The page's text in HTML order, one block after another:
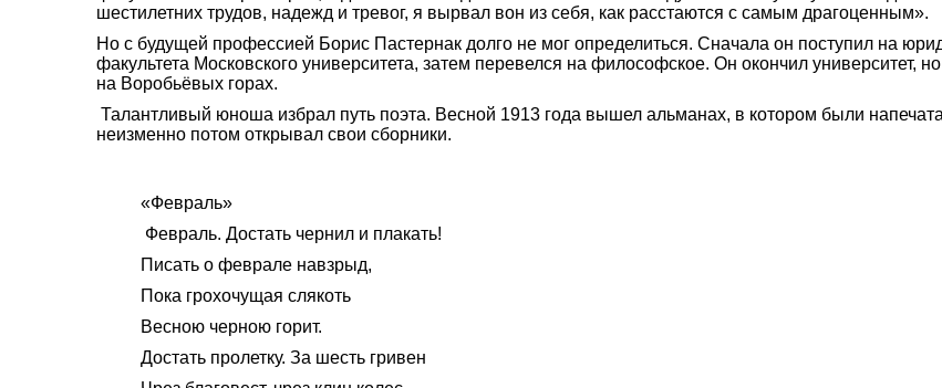
шестилетних трудов, надежд и тревог, я вырвал вон из себя, как расстаются с самым драгоценным».
Но с будущей профессией Борис Пастернак долго не мог определиться. Сначала он поступил на
факультета Московского университета, затем перевелся на философское. Он окончил университет,
на Воробьёвых горах.
Талантливый юноша избрал путь поэта. Весной 1913 года вышел альманах, в котором были
неизменно потом открывал свои сборники.
«Февраль»
Февраль. Достать чернил и плакать!
Писать о феврале навзрыд,
Пока грохочущая слякоть
Весною черною горит.
Достать пролетку. За шесть гривен